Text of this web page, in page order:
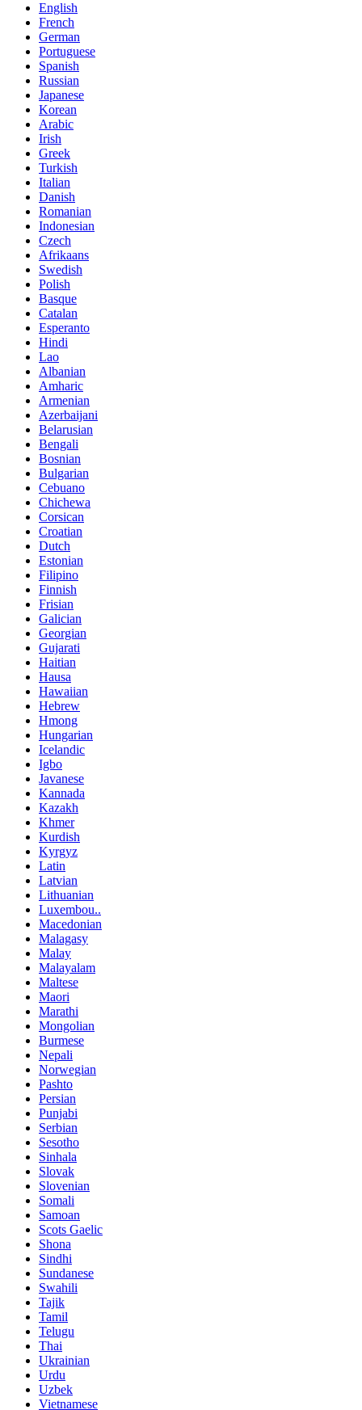
English
French
German
Portuguese
Spanish
Russian
Japanese
Korean
Arabic
Irish
Greek
Turkish
Italian
Danish
Romanian
Indonesian
Czech
Afrikaans
Swedish
Polish
Basque
Catalan
Esperanto
Hindi
Lao
Albanian
Amharic
Armenian
Azerbaijani
Belarusian
Bengali
Bosnian
Bulgarian
Cebuano
Chichewa
Corsican
Croatian
Dutch
Estonian
Filipino
Finnish
Frisian
Galician
Georgian
Gujarati
Haitian
Hausa
Hawaiian
Hebrew
Hmong
Hungarian
Icelandic
Igbo
Javanese
Kannada
Kazakh
Khmer
Kurdish
Kyrgyz
Latin
Latvian
Lithuanian
Luxembou..
Macedonian
Malagasy
Malay
Malayalam
Maltese
Maori
Marathi
Mongolian
Burmese
Nepali
Norwegian
Pashto
Persian
Punjabi
Serbian
Sesotho
Sinhala
Slovak
Slovenian
Somali
Samoan
Scots Gaelic
Shona
Sindhi
Sundanese
Swahili
Tajik
Tamil
Telugu
Thai
Ukrainian
Urdu
Uzbek
Vietnamese